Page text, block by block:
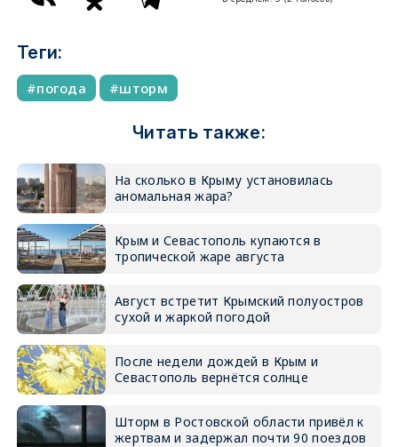
Теги:
погода шторм
Читать также:
На сколько в Крыму установилась
аномальная жара?
Крым и Севастополь купаются в
тропической жаре августа
Август встретит Крымский полуостров
сухой и жаркой погодой
После недели дождей в Крым и
Севастополь вернётся солнце
Шторм в Ростовской области привёл к
жертвам и задержал почти 90 поездов